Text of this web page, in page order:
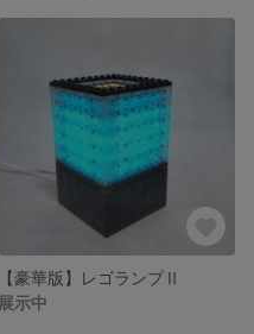
【豪華版】レゴランプⅡ
展示中